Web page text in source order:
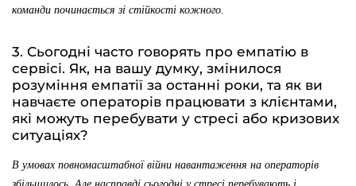
команди починається зі стійкості кожного.
3. Сьогодні часто говорять про емпатію в
сервісі. Як, на вашу думку, змінилося
розуміння емпатії за останні роки, та як ви
навчаєте операторів працювати з клієнтами,
які можуть перебувати у стресі або кризових
ситуаціях?
В умовах повномасштабної війни навантаження на операторів